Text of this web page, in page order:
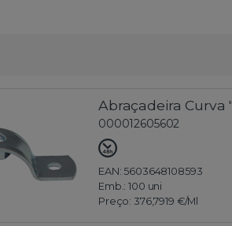
Abraçadeira Curva
000012605602
EAN: 5603648108593
Emb.:100 uni
Preço: 376,7919 €/Ml